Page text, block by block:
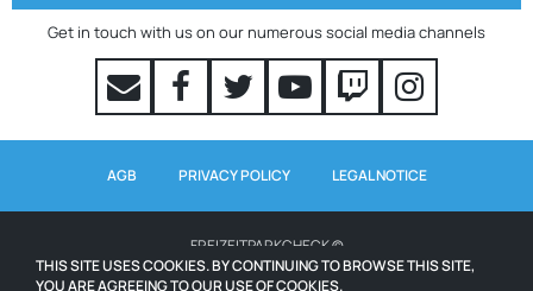
Get in touch with us on our numerous social media channels
AGB PRIVACY POLICY LEGAL NOTICE
FREIZEITPARKCHECK ©
WAITING TIMES POWERED BY QUEUE-TIMES.COM
THIS SITE USES COOKIES. BY CONTINUING TO BROWSE THIS SITE,
YOU ARE AGREEING TO OUR USE OF COOKIES.